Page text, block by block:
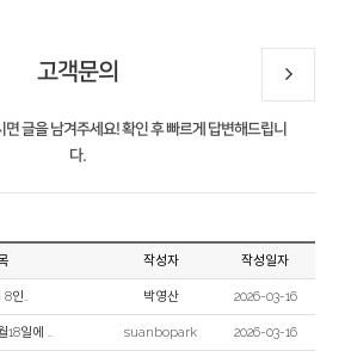
고객문의
글을 남겨주세요! 확인 후 빠르게 답변해드립니
다.
작성자 작성일자
8인.. 박영산 2026-03-16
18일에 .. suanbopark 2026-03-16